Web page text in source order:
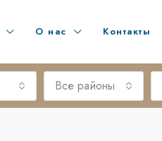
О нас Контакты
Все районы